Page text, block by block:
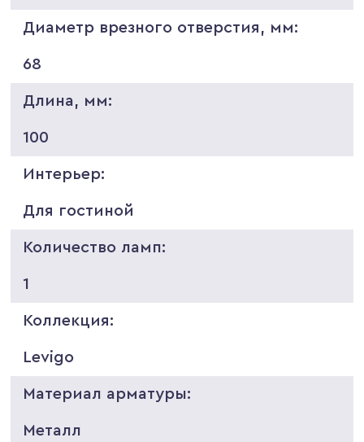
Диаметр врезного отверстия, мм:
68
Длина, мм:
100
Интерьер:
Для гостиной
Количество ламп:
1
Коллекция:
Levigo
Материал арматуры:
Металл